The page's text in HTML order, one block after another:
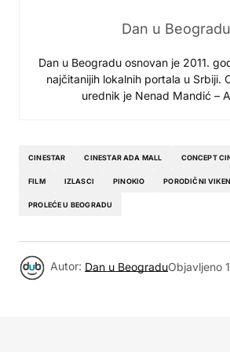
Dan u Beogradu
Dan u Beogradu osnovan je 2011.
najčitanijih lokalnih portala u Srbiji.
urednik je Nenad Mandić –
CINESTAR CINESTAR ADA MALL CONCEPT
FILM IZLASCI PINOKIO PORODIČNI
PROLEĆE U BEOGRADU
Autor: Dan u BeograduObjavljeno